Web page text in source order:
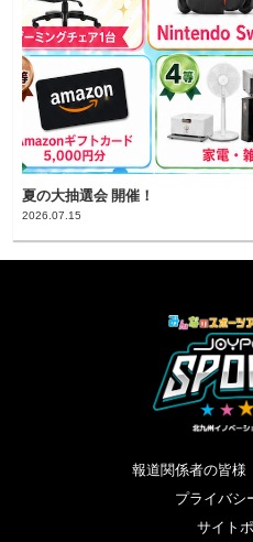
夏の大抽選会 開催！
2026.07.15
報道関係者の皆様
プライバシ
サイト